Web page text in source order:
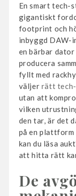
En smart tech-
gigantiskt
footprint och
inbyggd DAW-
en bärbar
producera
fyllt med
väljer rätt
utan att
vilken
den tar, är det
på en plattform
kan du läsa
att hitta rätt
De